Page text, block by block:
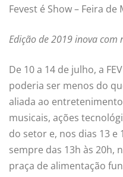
Fevest é Show – Feira
Edição de 2019 inova
De 10 a 14 de julho, a
poderia ser menos do
aliada ao
musicais, ações
do setor e, nos dias 13
sempre das 13h às 20h,
praça de alimentação